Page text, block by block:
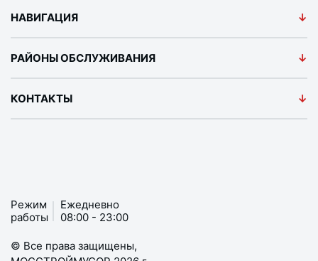
Режим
работы
Ежедневно
08:00 - 23:00
© Все права защищены,
НАВИГАЦИЯ
РАЙОНЫ ОБСЛУЖИВАНИЯ
КОНТАКТЫ